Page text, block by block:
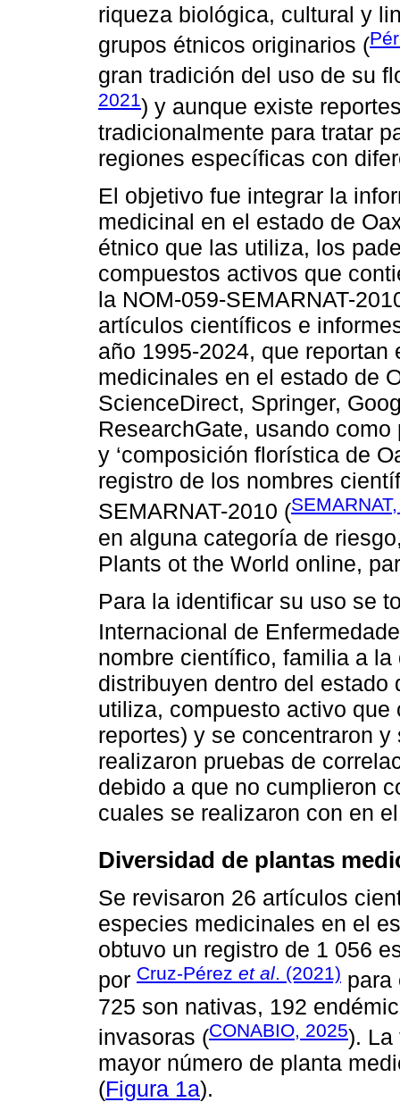
riqueza biológica, cultural y
grupos étnicos originarios (
gran tradición del uso de su
2021) y aunque existe
tradicionalmente para tratar
regiones específicas con
El objetivo fue integrar la
medicinal en el estado de
étnico que las utiliza, los
compuestos activos que
la NOM-059-SEMARNAT-
artículos científicos e
año 1995-2024, que
medicinales en el estado de
ScienceDirect, Springer,
ResearchGate, usando como
y ‘composición florística de
registro de los nombres
SEMARNAT-2010 (
en alguna categoría de
Plants ot the World online,
Para la identificar su uso se
Internacional de
nombre científico, familia a
distribuyen dentro del
utiliza, compuesto activo
reportes) y se concentraron
realizaron pruebas de
debido a que no cumplieron
cuales se realizaron con en
Diversidad de plantas
Se revisaron 26 artículos
especies medicinales en el
obtuvo un registro de 1 056
por Cruz-Pérez et al. (2021) para
725 son nativas, 192
invasoras (CONABIO, 2025). La
mayor número de planta
(Figura 1a).